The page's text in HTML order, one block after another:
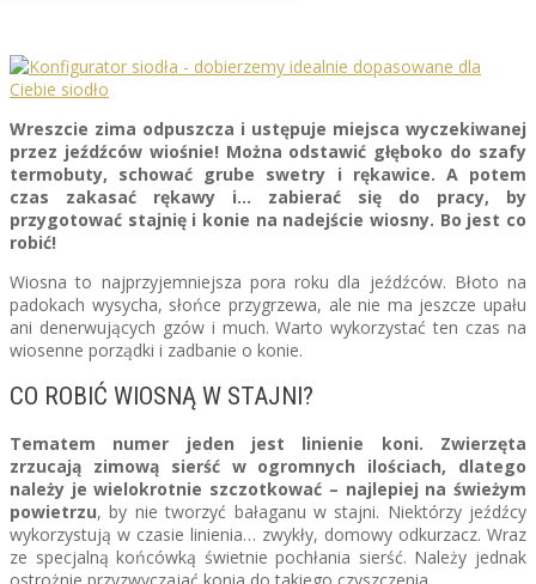
Wreszcie zima odpuszcza i ustępuje miejsca wyczekiwanej
przez jeźdźców wiośnie! Można odstawić głęboko do szafy
termobuty, schować grube swetry i rękawice. A potem
czas zakasać rękawy i… zabierać się do pracy, by
przygotować stajnię i konie na nadejście wiosny. Bo jest co
robić!
Wiosna to najprzyjemniejsza pora roku dla jeźdźców. Błoto na
padokach wysycha, słońce przygrzewa, ale nie ma jeszcze upału
ani denerwujących gzów i much. Warto wykorzystać ten czas na
wiosenne porządki i zadbanie o konie.
CO ROBIĆ WIOSNĄ W STAJNI?
Tematem numer jeden jest linienie koni. Zwierzęta
zrzucają zimową sierść w ogromnych ilościach, dlatego
należy je wielokrotnie szczotkować – najlepiej na świeżym
powietrzu, by nie tworzyć bałaganu w stajni. Niektórzy jeźdźcy
wykorzystują w czasie linienia… zwykły, domowy odkurzacz. Wraz
ze specjalną końcówką świetnie pochłania sierść. Należy jednak
ostrożnie przyzwyczajać konia do takiego czyszczenia.